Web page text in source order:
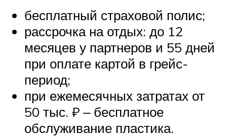
бесплатный страховой полис;
рассрочка на отдых: до 12
месяцев у партнеров и 55 дней
при оплате картой в грейс-
период;
при ежемесячных затратах от
50 тыс. ₽ ‒ бесплатное
обслуживание пластика.